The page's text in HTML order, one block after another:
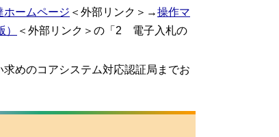
ホームページ ＜外部リンク＞ →操作マ
＜外部リンク＞ の「2 電子入札の
めのコアシステム対応認証局までお